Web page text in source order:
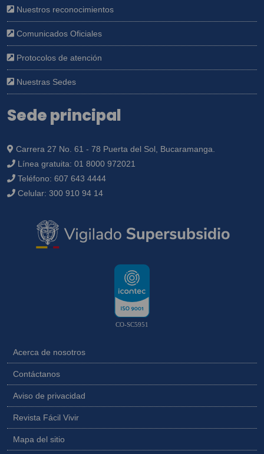
Nuestros reconocimientos
Comunicados Oficiales
Protocolos de atención
Nuestras Sedes
Sede principal
Carrera 27 No. 61 - 78 Puerta del Sol, Bucaramanga.
Línea gratuita: 01 8000 972021
Teléfono: 607 643 4444
Celular: 300 910 94 14
CO-SC5951
Acerca de nosotros
Contáctanos
Aviso de privacidad
Revista Fácil Vivir
Mapa del sitio